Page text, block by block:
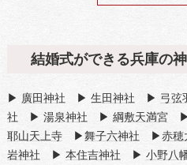
結婚式ができる兵庫の
▶ 廣田神社 ▶ 生田神社 ▶ 弓弦
社 ▶ 湯泉神社 ▶ 綱敷天満宮▶
耶山天上寺▶ 舞子六神社 ▶ 赤穂
岩神社 ▶ 本住吉神社 ▶ 小野八